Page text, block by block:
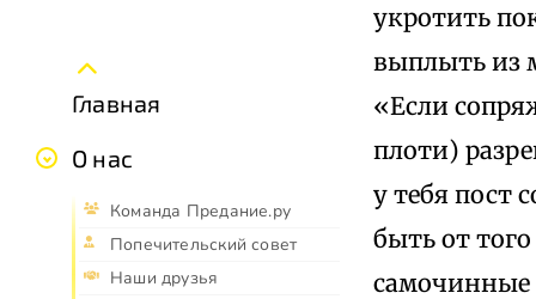
Главная
О нас
Команда Предание.ру
Попечительский совет
Наши друзья
укротить
выплыть из
«Если
плоти)
у тебя пост
быть от
самочинные